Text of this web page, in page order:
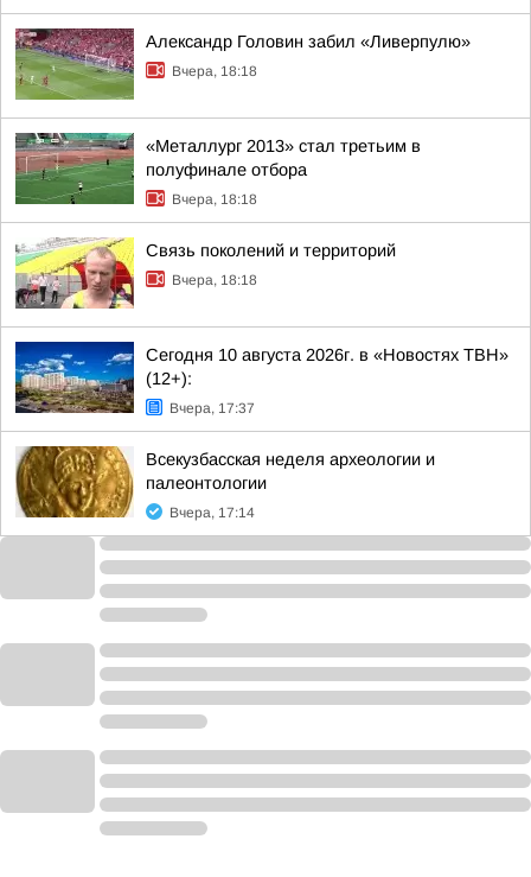
Александр Головин забил «Ливерпулю»
Вчера, 18:18
«Металлург 2013» стал третьим в
полуфинале отбора
Вчера, 18:18
Связь поколений и территорий
Вчера, 18:18
Сегодня 10 августа 2026г. в «Новостях ТВН»
(12+):
Вчера, 17:37
Всекузбасская неделя археологии и
палеонтологии
Вчера, 17:14